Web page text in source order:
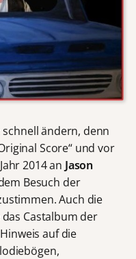
ändern, denn
Score“ und vor
2014 an Jason
Besuch der
Auch die
Castalbum der
auf die